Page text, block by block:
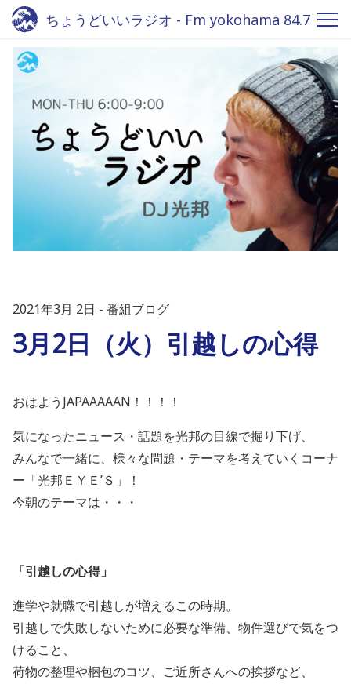
ちょうどいいラジオ - Fm yokohama 84.7
2021年3月 2日 番組ブログ
3月2日（火）引越しの心得
おはようJAPAAAAAN！！！！
気になったニュース・話題を光邦の目線で掘り下げ、
みんなで一緒に、様々な問題・テーマを考えていくコーナ
ー「光邦ＥＹＥ’Ｓ」！
今朝のテーマは・・・
「引越しの心得」
進学や就職で引越しが増えるこの時期。
引越しで失敗しないために必要な準備、物件選びで気をつ
けること、
荷物の整理や梱包のコツ、ご近所さんへの挨拶など、